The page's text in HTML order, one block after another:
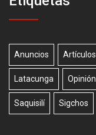
Anuncios Artículos
Latacunga Opinión
Saquisilí Sigchos